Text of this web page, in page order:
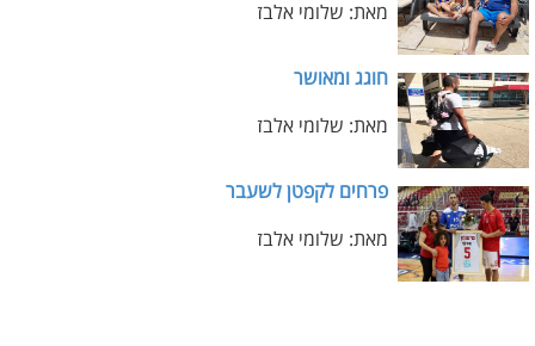
מאת: שלומי אלבז
חוגג ומאושר
מאת: שלומי אלבז
פרחים לקפטן לשעבר
מאת: שלומי אלבז